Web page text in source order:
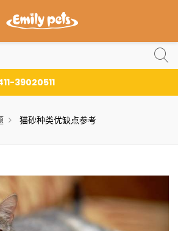
39020511
猫砂种类优缺点参考